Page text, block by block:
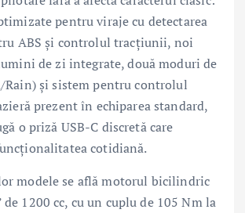
pentru viraje cu detectarea
ABS și controlul tracțiunii, noi
de zi integrate, două moduri de
Rain) și sistem pentru controlul
prezent în echiparea standard,
o priză USB-C discretă care
cotidiană.
modele se află motorul bicilindric
de 1200 cc, cu un cuplu de 105 Nm la